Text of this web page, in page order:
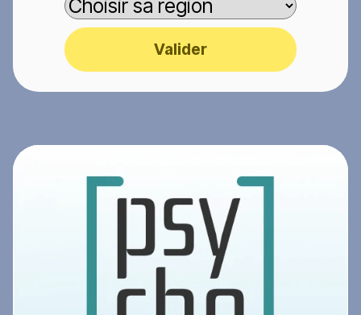
Valider